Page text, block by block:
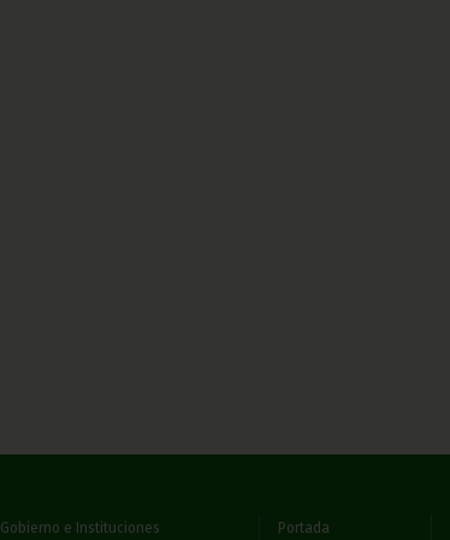
Gobierno e Instituciones Portada